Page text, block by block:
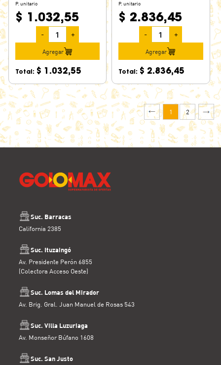
P. unitario
$ 1.032,55
- +
Agregar
Total: $ 1.032,55
P. unitario
$ 2.836,45
- +
Agregar
Total: $ 2.836,45
1 2
Suc. Barracas
California 2385
Suc. Ituzaingó
Av. Presidente Perón 6855
(Colectora Acceso Oeste)
Suc. Lomas del Mirador
Av. Brig. Gral. Juan Manuel de Rosas 543
Suc. Villa Luzuriaga
Av. Monseñor Búfano 1608
Suc. San Justo